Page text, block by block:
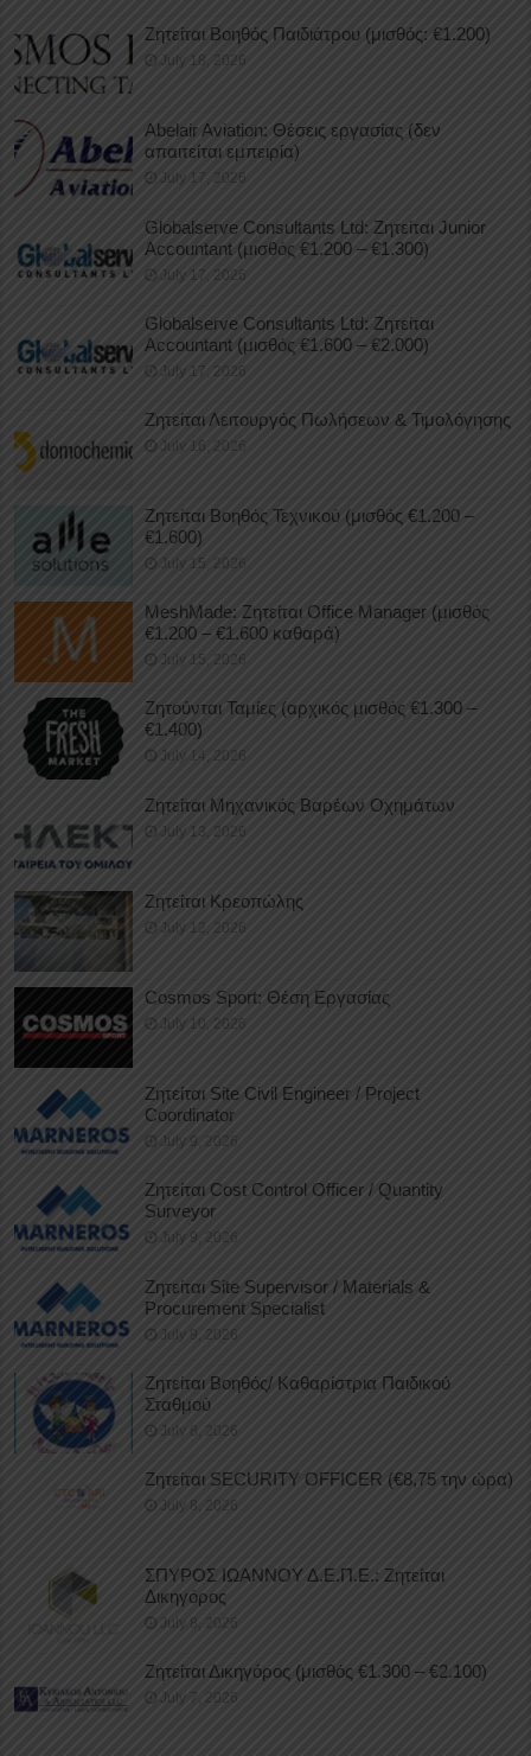
Ζητείται Βοηθός Παιδιάτρου (μισθός: €1.200)
July 18, 2026
Abelair Aviation: Θέσεις εργασίας (δεν
απαιτείται εμπειρία)
July 17, 2026
Globalserve Consultants Ltd: Ζητείται Junior
Accountant (μισθός €1.200 – €1.300)
July 17, 2026
Globalserve Consultants Ltd: Ζητείται
Accountant (μισθός €1.600 – €2.000)
July 17, 2026
Ζητείται Λειτουργός Πωλήσεων & Τιμολόγησης
July 16, 2026
Ζητείται Βοηθός Τεχνικού (μισθός €1.200 –
€1.600)
July 15, 2026
MeshMade: Ζητείται Office Manager (μισθός
€1.200 – €1.600 καθαρά)
July 15, 2026
Ζητούνται Ταμίες (αρχικός μισθός €1.300 –
€1.400)
July 14, 2026
Ζητείται Μηχανικός Βαρέων Οχημάτων
July 13, 2026
Ζητείται Κρεοπώλης
July 12, 2026
Cosmos Sport: Θέση Εργασίας
July 10, 2026
Ζητείται Site Civil Engineer / Project
Coordinator
July 9, 2026
Ζητείται Cost Control Officer / Quantity
Surveyor
July 9, 2026
Ζητείται Site Supervisor / Materials &
Procurement Specialist
July 9, 2026
Ζητείται Βοηθός/ Καθαρίστρια Παιδικού
Σταθμού
July 8, 2026
Ζητείται SECURITY OFFICER (€8,75 την ώρα)
July 8, 2026
ΣΠΥΡΟΣ ΙΩΑΝΝΟΥ Δ.Ε.Π.Ε.: Ζητείται
Δικηγόρος
July 8, 2026
Ζητείται Δικηγόρος (μισθός €1.300 – €2.100)
July 7, 2026